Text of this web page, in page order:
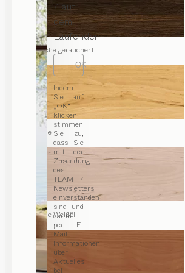
7 auf
dem
Laufenden.
OK
Indem
Sie auf
„OK“
klicken,
stimmen
Sie zu,
dass Sie
mit der
Zusendung
des
TEAM 7
Newsletters
einverstanden
sind und
damit
per E-
Mail
Informationen
über
Aktuelles
bei
Eiche geräuchert
Erle
Erle Weißöl